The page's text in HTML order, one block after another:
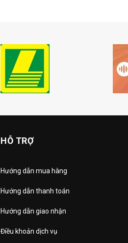
HỖ TRỢ
Hướng dẫn mua hàng
Hướng dẫn thanh toán
Hướng dẫn giao nhận
Điều khoản dịch vụ